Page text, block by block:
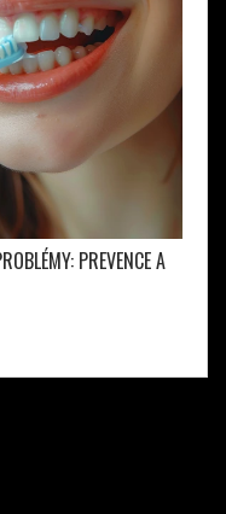
PREVENCE A